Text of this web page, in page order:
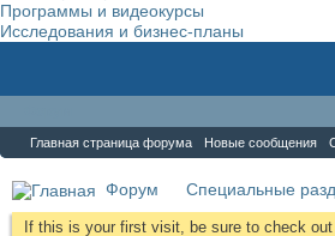
Программы и видеокурсы
Исследования и бизнес-планы
Главная страница форума Новые сообщения
Форум Специальные
If this is your first visit, be sure to check